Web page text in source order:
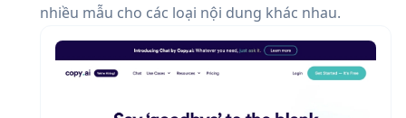
nhiều mẫu cho các loại nội dung khác nhau.